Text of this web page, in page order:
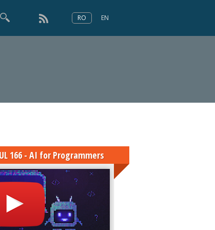
RO EN
166 - AI for Programmers